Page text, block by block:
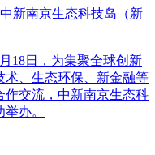
新南京生态科技岛（新
18日，为集聚全球创新
术、生态环保、新金融等
作交流，中新南京生态科
办。